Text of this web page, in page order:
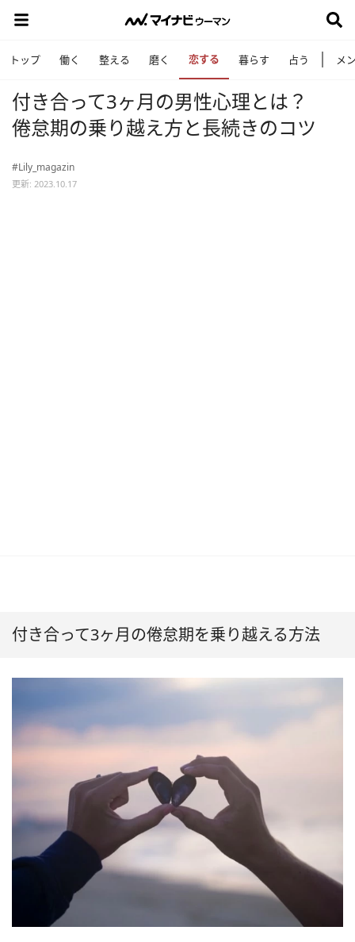
トップ 働く 整える 磨く 恋する 暮らす 占う メ
付き合って3ヶ月の男性心理とは？
倦怠期の乗り越え方と長続きのコツ
#Lily_magazin
更新: 2023.10.17
付き合って3ヶ月の倦怠期を乗り越える方法